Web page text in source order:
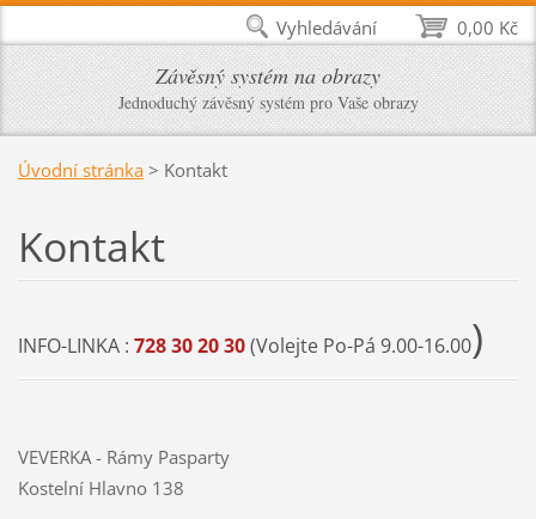
Závěsný systém na obrazy
Jednoduchý závěsný systém pro Vaše obrazy
Úvodní stránka > Kontakt
Kontakt
INFO-LINKA : 728 30 20 30(Volejte Po-Pá 9.00-16.00)
VEVERKA - Rámy Pasparty
Kostelní Hlavno 138
0,00 Kč
Vyhledávání